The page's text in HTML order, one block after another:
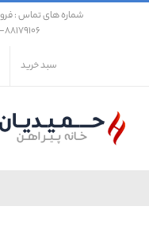
88179106-021
سبد خرید